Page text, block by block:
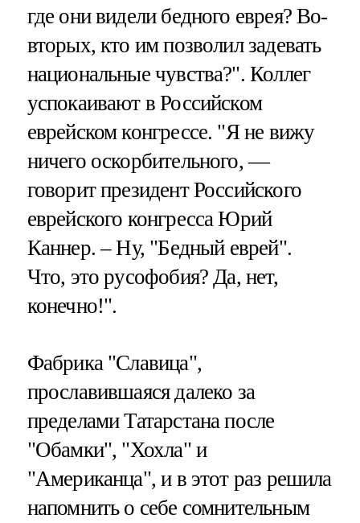
где они видели бедного еврея? Во-
вторых, кто им позволил задевать
национальные чувства?". Коллег
успокаивают в Российском
еврейском конгрессе. "Я не вижу
ничего оскорбительного, —
говорит президент Российского
еврейского конгресса Юрий
Каннер. – Ну, "Бедный еврей".
Что, это русофобия? Да, нет,
конечно!".
Фабрика "Славица",
прославившаяся далеко за
пределами Татарстана после
"Обамки", "Хохла" и
"Американца", и в этот раз решила
напомнить о себе сомнительным